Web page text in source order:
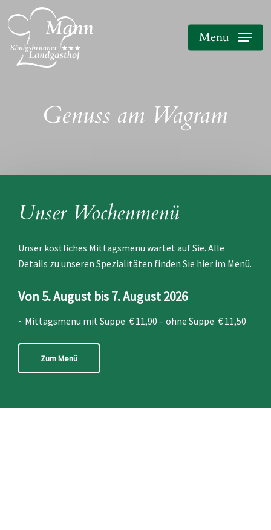
to
main
content
Menu
Genuss am Wagram
Unser Wochenmenü
Unser köstliches Mittagsmenü wartet auf Sie. Alle
Details zu unseren Spezialitäten finden Sie hier im Menü.
Von 5. August bis 7. August2026
~ Mittagsmenü mit Suppe € 11,90 – ohne Suppe € 11,50
Zum Menü